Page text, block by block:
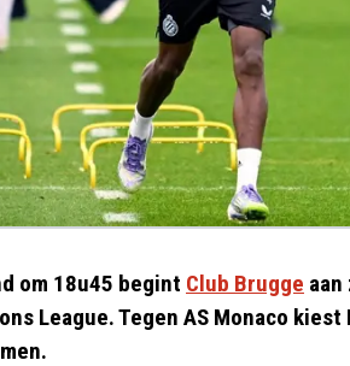
om 18u45 begint Club Brugge
League. Tegen AS Monaco